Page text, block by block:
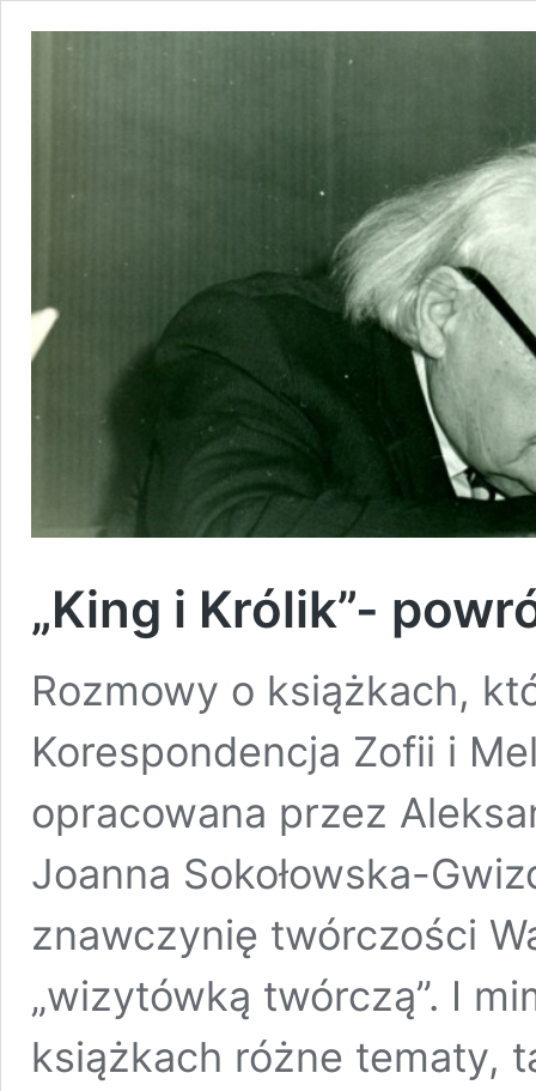
„King i Królik”-
Rozmowy o książkach,
Korespondencja Zofii i
opracowana przez
Joanna Sokołowska-
znawczynię twórczości
„wizytówką twórczą”. I
książkach różne tematy,